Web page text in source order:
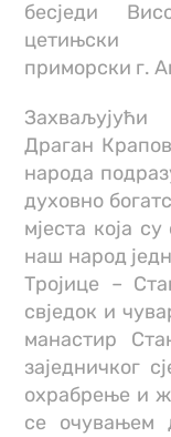
бесједи
цетињски
приморски г.
Драган
народа
духовно
мјеста која
наш народ
Тројице –
свједок и
манастир
заједничког
охрабрење и
се очувањем